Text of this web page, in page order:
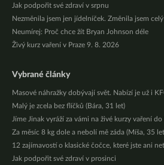
Jak podpořit své zdraví v srpnu
Nezměnila jsem jen jídelníček. Změnila jsem
Neumírej: Proč chce žít Bryan Johnson déle
Živý kurz vaření v Praze 9. 8. 2026
Vybrané články
Masové náhražky dobývají svět. Nabízí je už i
Malý je zcela bez flíčků (Bára, 31 let)
Jíme Jinak vyráží za vámi na živé kurzy vaření
Za měsíc 8 kg dole a nebolí mě záda (Míša, 35
12 zajímavostí o klasické čočce, které jste ani
Jak podpořit své zdraví v prosinci